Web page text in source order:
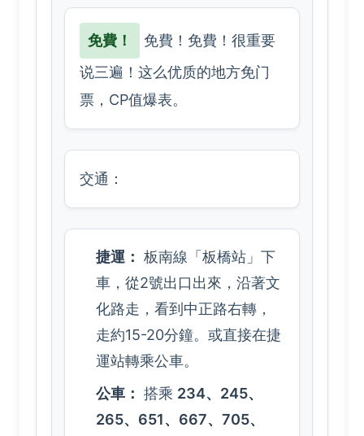
免費！
免費！免費！很重要
说三遍！这么优质的地方免门
票，CP值爆表。
交通：
捷運： 板南線「板橋站」下
車，從2號出口出來，沿著文
化路走，看到中正路右轉，
走約15-20分鐘。或直接在捷
運站轉乘公車。
公車： 搭乘 234、245、
265、651、667、705、